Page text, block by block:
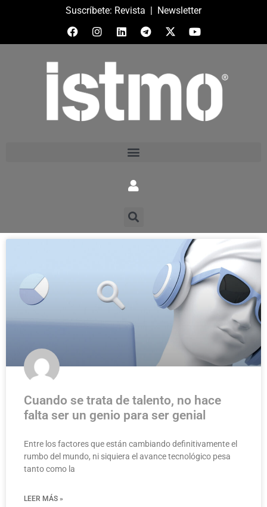
Suscríbete: Revista | Newsletter
Cuando se trata de talento, no hace
falta ser un genio para ser genial
Entre los factores que están cambiando definitivamente el
rumbo del mundo, ni siquiera el avance tecnológico pesa
tanto como la
LEER MÁS »